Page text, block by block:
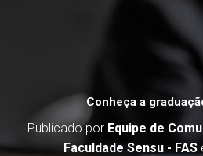
Conheça a
Publicado por Equipe de
Faculdade Sensu - FAS